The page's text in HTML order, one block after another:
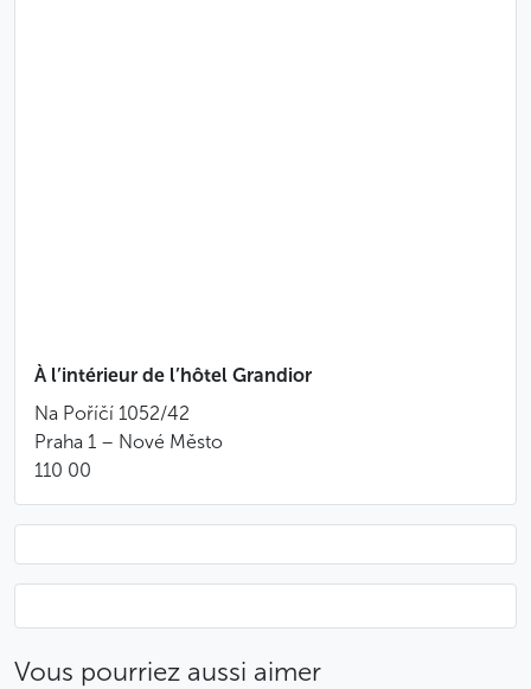
À l’intérieur de l’hôtel Grandior
Na Poříčí 1052/42
Praha 1 – Nové Město
110 00
Vous pourriez aussi aimer